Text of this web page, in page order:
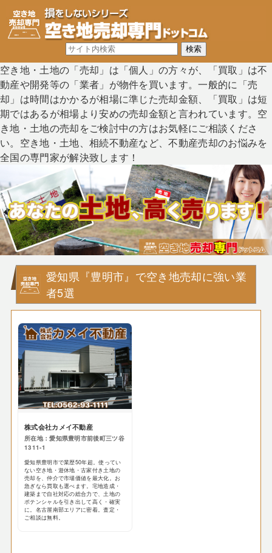
空き地・土地の「売却」は「個人」の方々が、「買取」は不
動産や開発等の「業者」が物件を買います。一般的に「売
却」は時間はかかるが相場に準じた売却金額、「買取」は短
期ではあるが相場より安めの売却金額と言われています。空
き地・土地の売却をご検討中の方はお気軽にご相談くださ
い。空き地・土地、相続不動産など、不動産売却のお悩みを
全国の専門家が解決致します！
愛知県『豊明市』で空き地売却に強い業
者5選
株式会社カメイ不動産
所在地：愛知県豊明市前後町三ツ谷
1311-1
愛知県豊明市で業歴50年超。使ってい
ない空き地・遊休地・古家付き土地の
売却を、仲介で市場価値を最大化。お
急ぎなら買取も選べます。宅地造成・
建築まで自社対応の総合力で、土地の
ポテンシャルを引き出して高く・確実
に。名古屋南部エリアに密着。査定・
ご相談は無料。